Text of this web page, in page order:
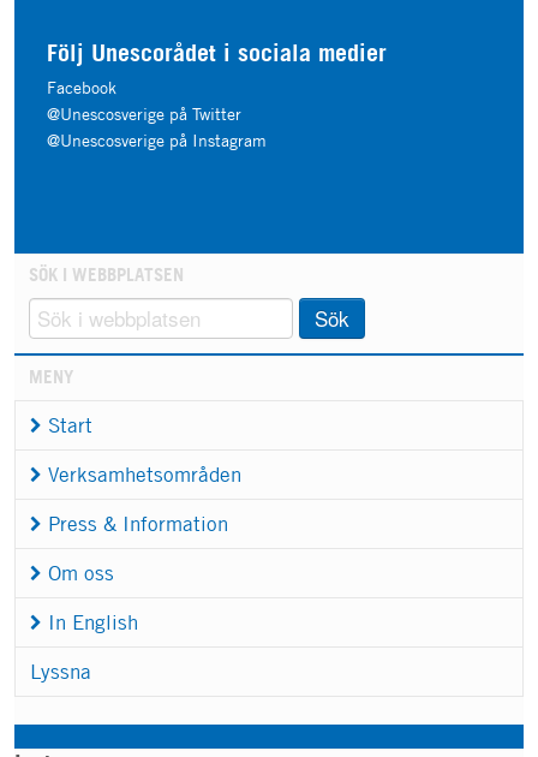
Följ Unescorådet i sociala medier
Facebook
@Unescosverige på Twitter
@Unescosverige på Instagram
SÖK I WEBBPLATSEN
Sök
MENY
Start
Verksamhetsområden
Press & Information
Om oss
In English
Lyssna